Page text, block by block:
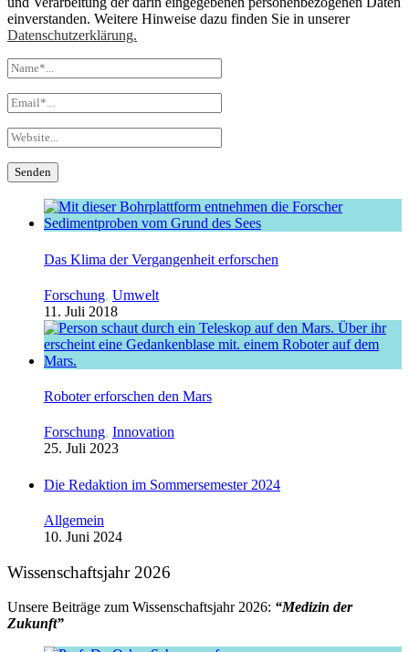
einverstanden. Weitere Hinweise dazu finden Sie in unserer
Datenschutzerklärung.
Das Klima der Vergangenheit erforschen
Forschung, Umwelt
11. Juli 2018
Roboter erforschen den Mars
Forschung, Innovation
25. Juli 2023
Die Redaktion im Sommersemester 2024
Allgemein
10. Juni 2024
Wissenschaftsjahr 2026
Unsere Beiträge zum Wissenschaftsjahr 2026: “Medizin der
Zukunft”